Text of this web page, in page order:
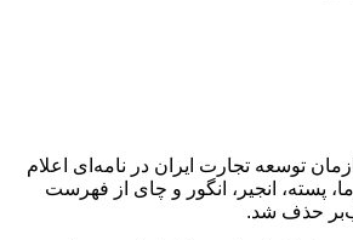
توسعه تجارت ایران در نامه‌ای اعلام
پسته، انجیر، انگور و چای از فهرست
حذف شد.